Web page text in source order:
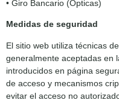
• Giro Bancario (Ópticas)
Medidas de seguridad
El sitio web utiliza técnicas
generalmente aceptadas en
introducidos en página
de acceso y mecanismos
evitar el acceso no